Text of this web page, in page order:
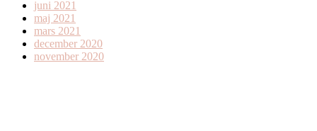
juni 2021
maj 2021
mars 2021
december 2020
november 2020